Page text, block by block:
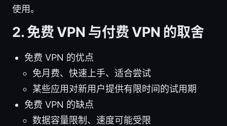
使用。
2. 免费 VPN 与付费 VPN 的取舍
免费 VPN 的优点
免月费、快速上手、适合尝试
某些应用对新用户提供有限时间的试用期
免费 VPN 的缺点
数据容量限制、速度可能受限